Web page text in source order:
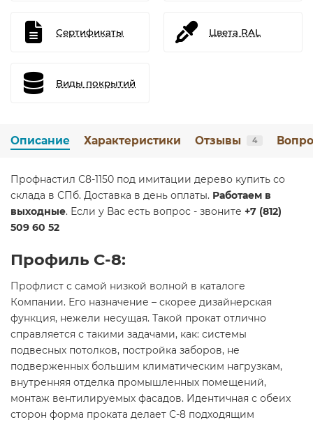
Сертификаты Цвета RAL
Виды покрытий
Описание Характеристики Отзывы 4
Профнастил С8-1150 под имитации дерево купить со
склада в СПб. Доставка в день оплаты. Работаем в
выходные. Если у Вас есть вопрос - звоните +7 (812)
509 60 52
Профиль С-8:
Профлист с самой низкой волной в каталоге
Компании. Его назначение – скорее дизайнерская
функция, нежели несущая. Такой прокат отлично
справляется с такими задачами, как: системы
подвесных потолков, постройка заборов, не
подверженных большим климатическим нагрузкам,
внутренняя отделка промышленных помещений,
монтаж вентилируемых фасадов. Идентичная с обеих
сторон форма проката делает С-8 подходящим